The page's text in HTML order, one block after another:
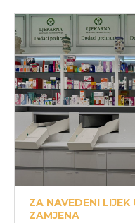
ZA NAVEDENI
ZAMJENA